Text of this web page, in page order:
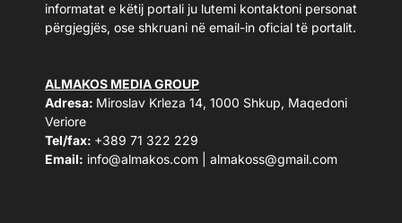
informatat e këtij portali ju lutemi kontaktoni personat
përgjegjës, ose shkruani në email-in oficial të portalit.
ALMAKOS MEDIA GROUP
Adresa: Miroslav Krleza 14, 1000 Shkup, Maqedoni
Veriore
Tel/fax: +389 71 322 229
Email: info@almakos.com almakoss@gmail.com